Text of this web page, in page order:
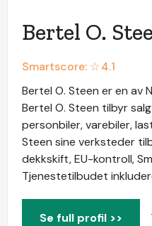
Bertel O.
Smartscore: ☆4.1
Bertel O. Steen er en av
Bertel O. Steen tilbyr
personbiler, varebiler,
Steen sine verksteder
dekkskift, EU-kontroll,
Tjenestetilbudet
Se full profil >>